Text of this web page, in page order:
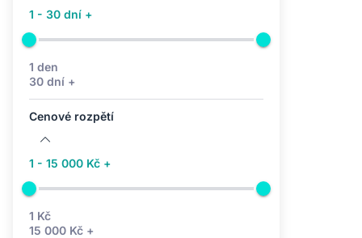
1 - 30 dní +
1 den
30 dní +
Cenové rozpětí
1 - 15 000 Kč +
1 Kč
15 000 Kč +